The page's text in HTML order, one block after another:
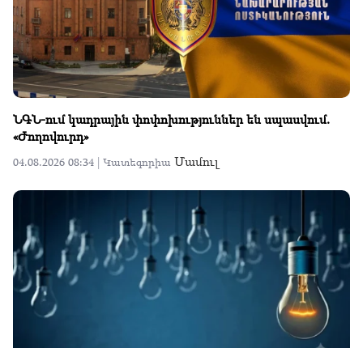
ՆԳՆ-ում կադրային փոփոխություններ են սպասվում.
«Ժողովուրդ»
04.08.2026 08:34 | Կատեգորիա Մամուլ